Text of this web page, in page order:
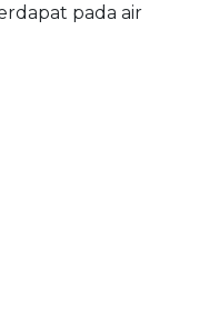
pada air